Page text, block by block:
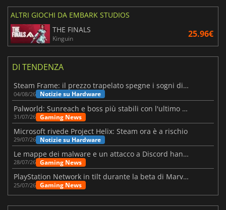
ALTRI GIOCHI DA EMBARK STUDIOS
THE FINALS
Kinguin 25.96€
DI TENDENZA
Steam Frame: il prezzo trapelato spegne i sogni di un VR economico
04/08/26 Notizie su Hardware
Palworld: Sunreach e boss più stabili con l'ultimo update
31/07/26 Gaming News
Microsoft rivede Project Helix: Steam ora è a rischio
29/07/26 Notizie su Hardware
Le mappe dei malware e un attacco a Discord hanno colpito Meccha Chameleon
28/07/26 Gaming News
PlayStation Network in tilt durante la beta di Marvel Tōkon
25/07/26 Gaming News